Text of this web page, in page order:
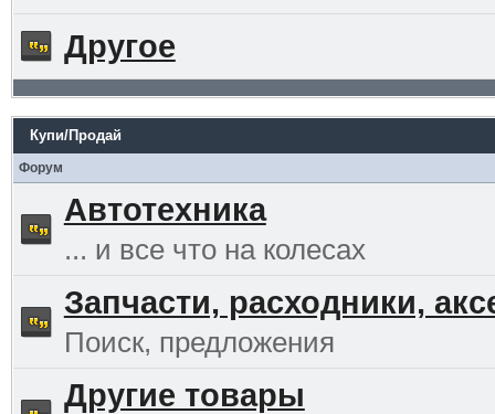
Другое
Купи/Продай
Форум
Автотехника
... и все что на колесах
Запчасти, расходники,
Поиск, предложения
Другие товары